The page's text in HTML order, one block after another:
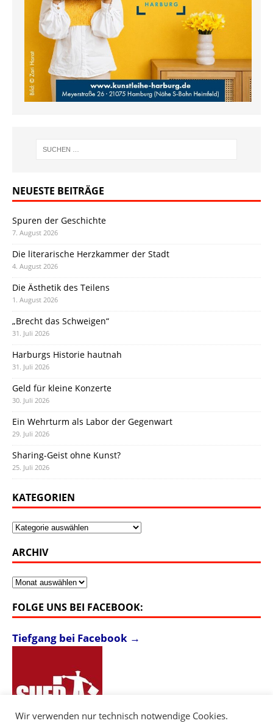
NEUESTE BEITRÄGE
Spuren der Geschichte
7. August 2026
Die literarische Herzkammer der Stadt
4. August 2026
Die Ästhetik des Teilens
1. August 2026
„Brecht das Schweigen“
31. Juli 2026
Harburgs Historie hautnah
31. Juli 2026
Geld für kleine Konzerte
30. Juli 2026
Ein Wehrturm als Labor der Gegenwart
29. Juli 2026
Sharing-Geist ohne Kunst?
25. Juli 2026
KATEGORIEN
Kategorien
ARCHIV
Archiv
FOLGE UNS BEI FACEBOOK:
Tiefgang bei Facebook →
Wir verwenden nur technisch notwendige Cookies.